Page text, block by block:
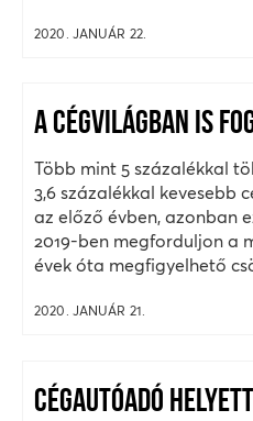
2020. JANUÁR 22.
A CÉGVILÁGBAN IS
Több mint 5 százalékkal
3,6 százalékkal kevesebb
az előző évben, azonban
2019-ben megforduljon a
évek óta megfigyelhető
2020. JANUÁR 21.
CÉGAUTÓADÓ